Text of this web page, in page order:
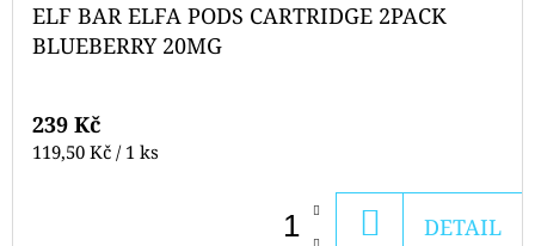
ELF BAR ELFA PODS CARTRIDGE 2PACK
BLUEBERRY 20MG
239 Kč
Měrná
119,50 Kč / 1 ks
DETAIL